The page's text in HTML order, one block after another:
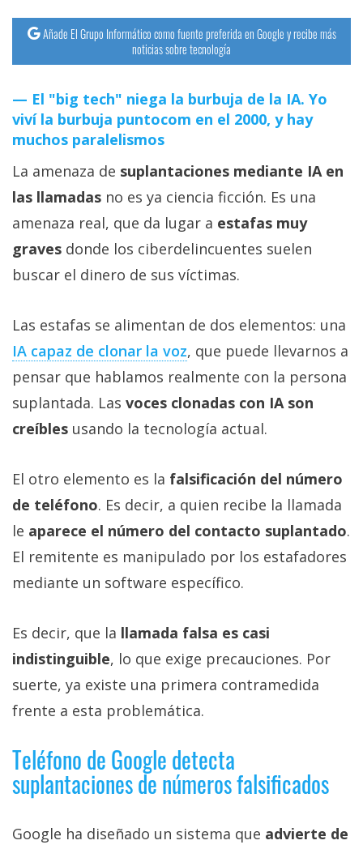
Añade El Grupo Informático como fuente preferida en Google y recibe más
noticias sobre tecnología
El "big tech" niega la burbuja de la IA. Yo
viví la burbuja puntocom en el 2000, y hay
muchos paralelismos
La amenaza de suplantaciones mediante IA en
las llamadas no es ya ciencia ficción. Es una
amenaza real, que da lugar a estafas muy
graves donde los ciberdelincuentes suelen
buscar el dinero de sus víctimas.
Las estafas se alimentan de dos elementos: una
IA capaz de clonar la voz‎, que puede llevarnos a
pensar que hablamos realmente con la persona
suplantada. Las voces clonadas con IA son
creíbles usando la tecnología actual.
El otro elemento es la falsificación del número
de teléfono. Es decir, a quien recibe la llamada
le aparece el número del contacto suplantado.
El remitente es manipulado por los estafadores
mediante un software específico.
Es decir, que la llamada falsa es casi
indistinguible, lo que exige precauciones. Por
suerte, ya existe una primera contramedida
frente a esta problemática.
Teléfono de Google detecta
suplantaciones de números falsificados
Google ha diseñado un sistema que advierte de